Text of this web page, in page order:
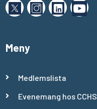
Meny
Medlemslista
Evenemang hos CCHS